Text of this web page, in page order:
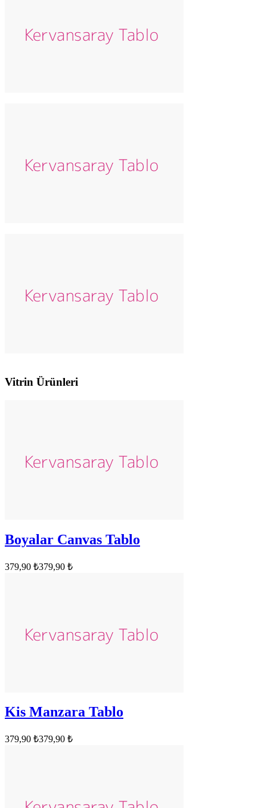
Vitrin Ürünleri
Boyalar Canvas Tablo
379,90 ₺379,90 ₺
Kis Manzara Tablo
379,90 ₺379,90 ₺